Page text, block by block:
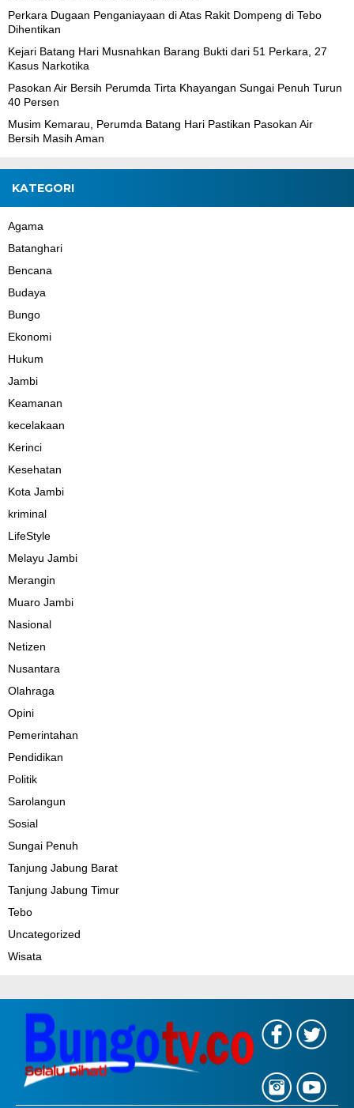
Perkara Dugaan Penganiayaan di Atas Rakit Dompeng di Tebo
Dihentikan
Kejari Batang Hari Musnahkan Barang Bukti dari 51 Perkara, 27
Kasus Narkotika
Pasokan Air Bersih Perumda Tirta Khayangan Sungai Penuh Turun
40 Persen
Musim Kemarau, Perumda Batang Hari Pastikan Pasokan Air
Bersih Masih Aman
KATEGORI
Agama
Batanghari
Bencana
Budaya
Bungo
Ekonomi
Hukum
Jambi
Keamanan
kecelakaan
Kerinci
Kesehatan
Kota Jambi
kriminal
LifeStyle
Melayu Jambi
Merangin
Muaro Jambi
Nasional
Netizen
Nusantara
Olahraga
Opini
Pemerintahan
Pendidikan
Politik
Sarolangun
Sosial
Sungai Penuh
Tanjung Jabung Barat
Tanjung Jabung Timur
Tebo
Uncategorized
Wisata